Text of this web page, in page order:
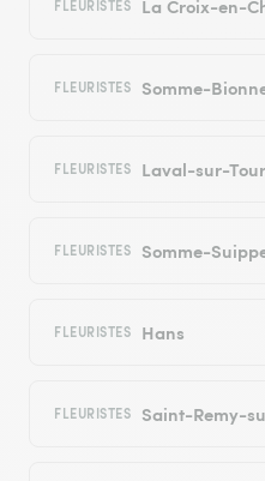
FLEURISTES La Croix-en-
FLEURISTES Somme-
FLEURISTES Laval-sur-
FLEURISTES Somme-
FLEURISTES Hans
FLEURISTES Saint-Remy-